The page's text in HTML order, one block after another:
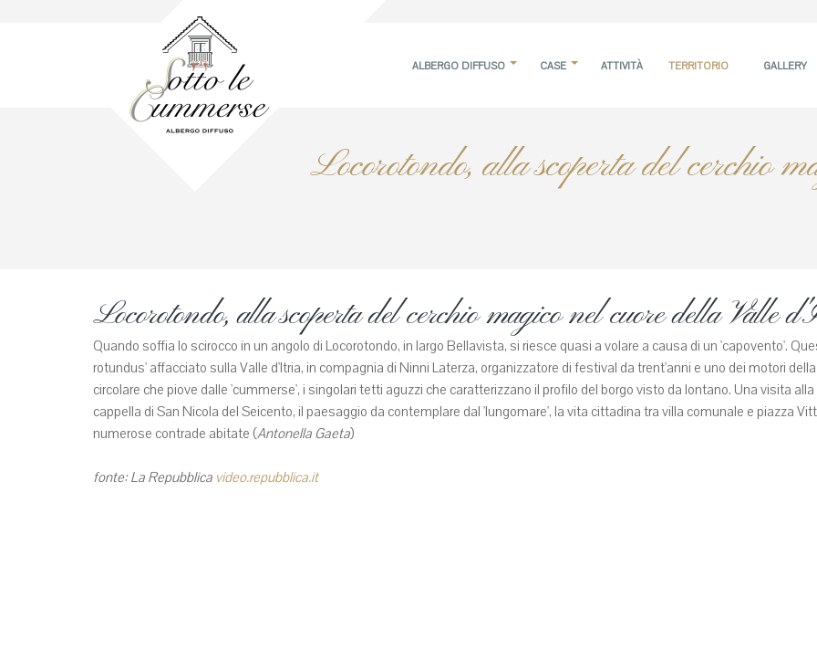
ALBERGO DIFFUSO CASE ATTIVITÀ TERRITORIO GALLERY
Locorotondo, alla scoperta del cerchio
Locorotondo, alla scoperta del cerchio magico nel cuore della Valle
Quando soffia lo scirocco in un angolo di Locorotondo, in largo Bellavista, si riesce quasi a volare a causa di un 'capovento'.
rotundus' affacciato sulla Valle d'Itria, in compagnia di Ninni Laterza, organizzatore di festival da trent'anni e uno dei motori
circolare che piove dalle 'cummerse', i singolari tetti aguzzi che caratterizzano il profilo del borgo visto da lontano. Una visita
cappella di San Nicola del Seicento, il paesaggio da contemplare dal 'lungomare', la vita cittadina tra villa comunale e piazza
numerose contrade abitate (Antonella Gaeta)
fonte: La Repubblica video.repubblica.it